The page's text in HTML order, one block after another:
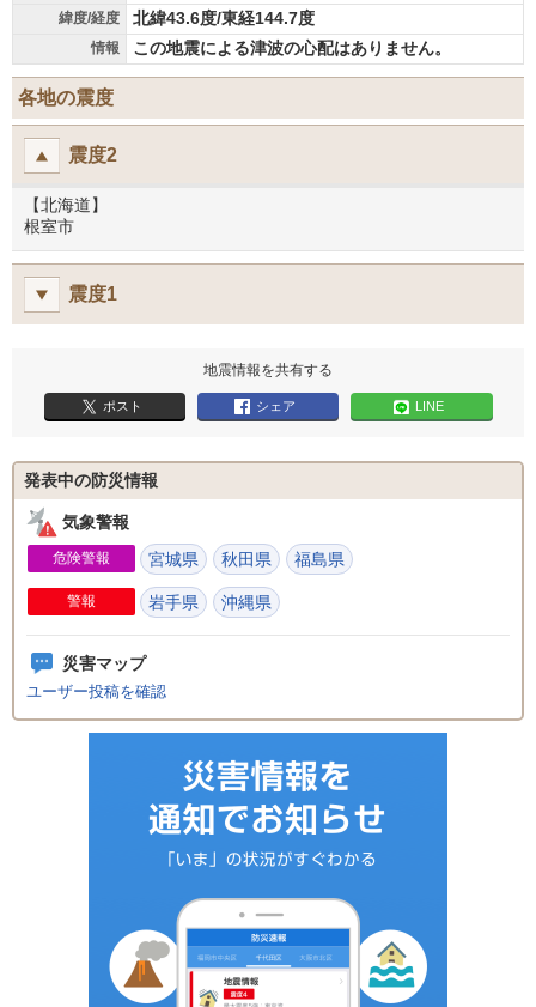
緯度/経度 北緯43.6度/東経144.7度
情報 この地震による津波の心配はありません。
各地の震度
震度2
【北海道】
根室市
震度1
地震情報を共有する
ポスト シェア LINE
発表中の防災情報
気象警報
危険警報 宮城県 秋田県 福島県
警報 岩手県 沖縄県
災害マップ
ユーザー投稿を確認